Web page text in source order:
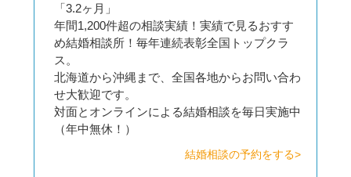
「3.2ヶ月」
年間1,200件超の相談実績！実績で見るおすす
め結婚相談所！毎年連続表彰全国トップクラ
ス。
北海道から沖縄まで、全国各地からお問い合わ
せ大歓迎です。
対面とオンラインによる結婚相談を毎日実施中
（年中無休！）
結婚相談の予約をする>